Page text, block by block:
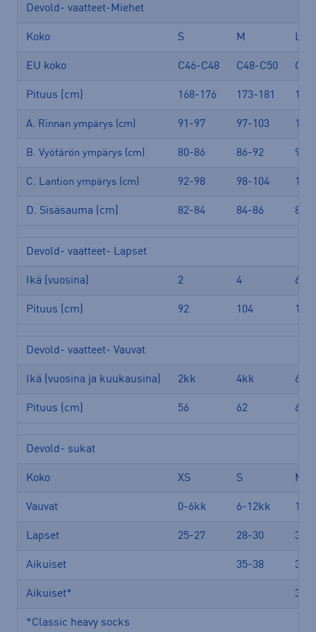
Devold- vaatteet-Miehet
Koko S M L
EU koko C46-C48 C48-C50
Pituus (cm) 168-176 173-181
A. Rinnan ympärys (cm) 91-97 97-103
B. Vyötärön ympärys (cm) 80-86 86-92 92-
C. Lantion ympärys (cm) 92-98 98-104
D. Sisäsauma (cm) 82-84 84-86 86-
Devold- vaatteet- Lapset
Ikä (vuosina) 2 4 6
Pituus (cm) 92 104 116
Devold- vaatteet- Vauvat
Ikä (vuosina ja kuukausina) 2kk 4kk 6kk
Pituus (cm) 56 62 68
Devold- sukat
Koko XS S M
Vauvat 0-6kk 6-12kk 12-
Lapset 25-27 28-30 31-
Aikuiset 35-38 39-
Aikuiset* 36-
*Classic heavy socks